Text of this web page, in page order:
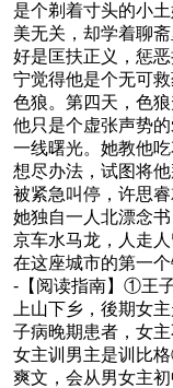
是个剃着寸头的小
美无关，却学着聊
好是匡扶正义，惩
宁觉得他是个无可
色狼。第四天，色
他只是个虚张声势
一线曙光。她教他
想尽办法，试图将
被紧急叫停，许思
她独自一人北漂念
京车水马龙，人走
在这座城市的第一
-【阅读指南】①王
上山下乡，後期女
子病晚期患者，女
女主训男主是训比
爽文，会从男女主